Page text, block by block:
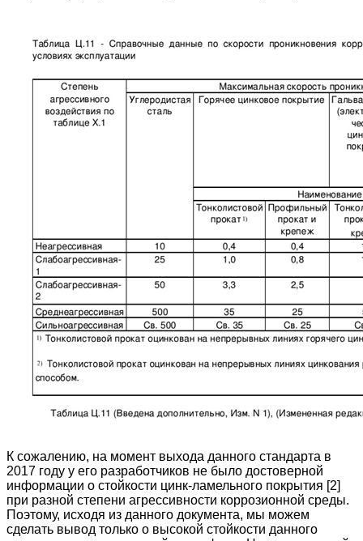
К сожалению, на момент выхода данного стандарта в
2017 году у его разработчиков не было достоверной
информации о стойкости цинк-ламельного покрытия [2]
при разной степени агрессивности коррозионной среды.
Поэтому, исходя из данного документа, мы можем
сделать вывод только о высокой стойкости данного